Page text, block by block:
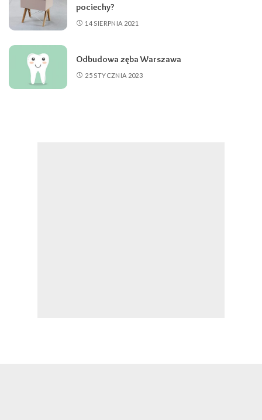
pociechy?
14 SIERPNIA 2021
Odbudowa zęba Warszawa
25 STYCZNIA 2023